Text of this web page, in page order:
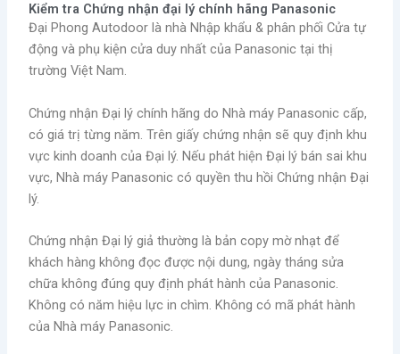
Kiểm tra Chứng nhận đại lý chính hãng Panasonic
Đại Phong Autodoor là nhà Nhập khẩu & phân phối Cửa tự
động và phụ kiện cửa duy nhất của Panasonic tại thị
trường Việt Nam.
Chứng nhận Đại lý chính hãng do Nhà máy Panasonic cấp,
có giá trị từng năm. Trên giấy chứng nhận sẽ quy định khu
vực kinh doanh của Đại lý. Nếu phát hiện Đại lý bán sai khu
vực, Nhà máy Panasonic có quyền thu hồi Chứng nhận Đại
lý.
Chứng nhận Đại lý giả thường là bản copy mờ nhạt để
khách hàng không đọc được nội dung, ngày tháng sửa
chữa không đúng quy định phát hành của Panasonic.
Không có năm hiệu lực in chìm. Không có mã phát hành
của Nhà máy Panasonic.